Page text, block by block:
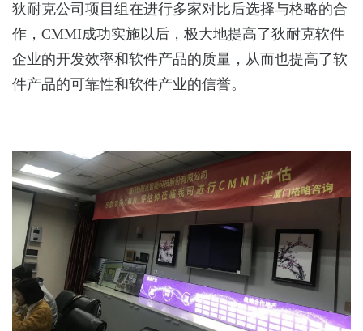
狄耐克公司项目组在进行多家对比后选择与格略的合
作， CMMI成功实施以后，极大地提高了狄耐克软件
企业的开发效率和软件产品的质量，从而也提高了软
件产品的可靠性和软件产业的信誉。